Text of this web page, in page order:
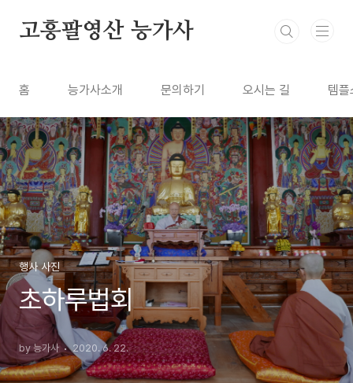
고흥팔영산 능가사
홈 능가사소개 문의하기 오시는 길 템
행사 사진
초하루법회
by 능가사 2020. 6. 22.